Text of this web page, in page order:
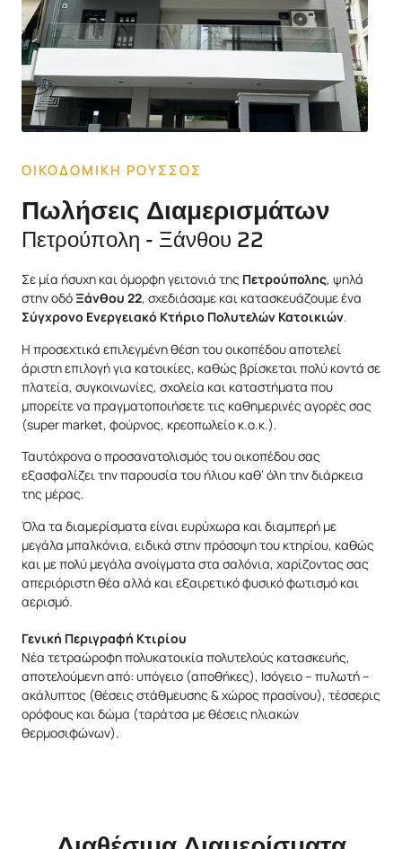
ΟΙΚΟΔΟΜΙΚΗ ΡΟΥΣΣΟΣ
Πωλήσεις Διαμερισμάτων
Πετρούπολη - Ξάνθου 22
Σε μία ήσυχη και όμορφη γειτονιά της Πετρούπολης, ψηλά
στην οδό Ξάνθου 22, σχεδιάσαμε και κατασκευάζουμε ένα
Σύγχρονο Ενεργειακό Κτήριο Πολυτελών Κατοικιών.
Η προσεχτικά επιλεγμένη θέση του οικοπέδου αποτελεί
άριστη επιλογή για κατοικίες, καθώς βρίσκεται πολύ κοντά σε
πλατεία, συγκοινωνίες, σχολεία και καταστήματα που
μπορείτε να πραγματοποιήσετε τις καθημερινές αγορές σας
(super market, φούρνος, κρεοπωλείο κ.ο.κ.).
Ταυτόχρονα ο προσανατολισμός του οικοπέδου σας
εξασφαλίζει την παρουσία του ήλιου καθ’ όλη την διάρκεια
της μέρας.
Όλα τα διαμερίσματα είναι ευρύχωρα και διαμπερή με
μεγάλα μπαλκόνια, ειδικά στην πρόσοψη του κτηρίου, καθώς
και με πολύ μεγάλα ανοίγματα στα σαλόνια, χαρίζοντας σας
απεριόριστη θέα αλλά και εξαιρετικό φυσικό φωτισμό και
αερισμό.
Γενική Περιγραφή Κτιρίου
Νέα τετραώροφη πολυκατοικία πολυτελούς κατασκευής,
αποτελούμενη από: υπόγειο (αποθήκες), Ισόγειο – πυλωτή –
ακάλυπτος (θέσεις στάθμευσης & χώρος πρασίνου), τέσσερις
ορόφους και δώμα (ταράτσα με θέσεις ηλιακών
θερμοσιφώνων).